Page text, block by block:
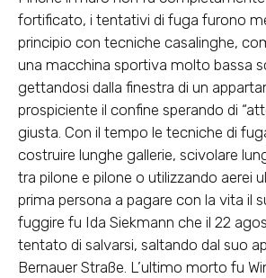
fortificato, i tentativi di fuga furono
principio con tecniche casalinghe,
una macchina sportiva molto bassa
gettandosi dalla finestra di un
prospiciente il confine sperando di
giusta. Con il tempo le tecniche di
costruire lunghe gallerie, scivolare
tra pilone e pilone o utilizzando aerei
prima persona a pagare con la vita il
fuggire fu Ida Siekmann che il 22
tentato di salvarsi, saltando dal suo
Bernauer Straße. L’ultimo morto fu